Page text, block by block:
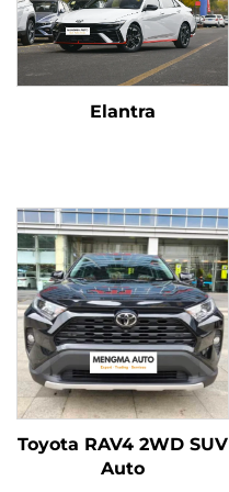
Elantra
Toyota RAV4 2WD SUV
Auto